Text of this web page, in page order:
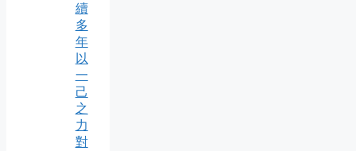
續
多
年
以
一
己
之
力
對